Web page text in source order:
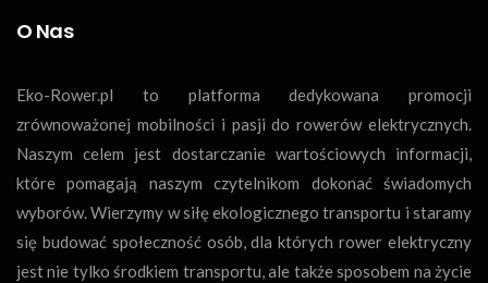
O Nas
Eko-Rower.pl to platforma dedykowana promocji
zrównoważonej mobilności i pasji do rowerów elektrycznych.
Naszym celem jest dostarczanie wartościowych informacji,
które pomagają naszym czytelnikom dokonać świadomych
wyborów. Wierzymy w siłę ekologicznego transportu i staramy
się budować społeczność osób, dla których rower elektryczny
jest nie tylko środkiem transportu, ale także sposobem na życie